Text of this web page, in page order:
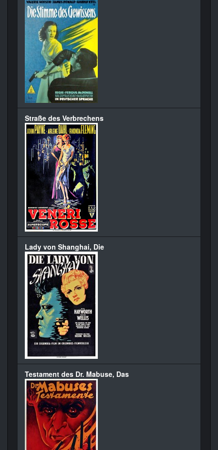
Straße des Verbrechens
Lady von Shanghai, Die
Testament des Dr. Mabuse, Das